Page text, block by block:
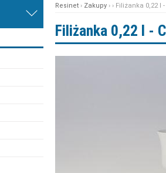
Resinet › Zakupy › › Filiżanka 0,22 l
Filiżanka 0,22 l -